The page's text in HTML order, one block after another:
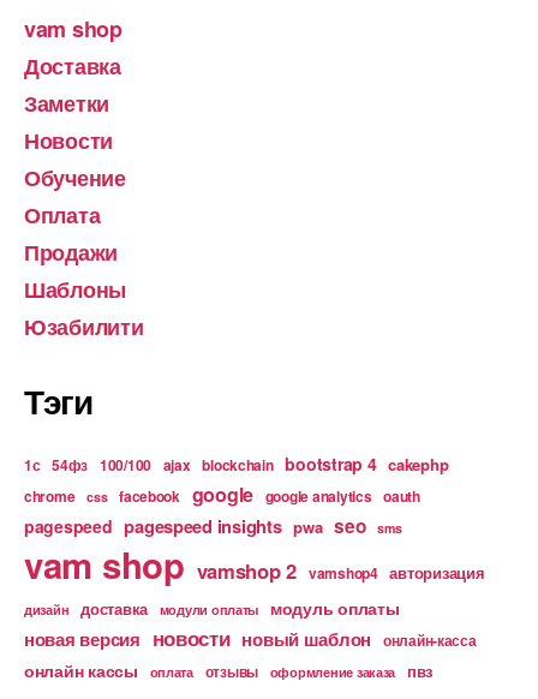
vam shop
Доставка
Заметки
Новости
Обучение
Оплата
Продажи
Шаблоны
Юзабилити
Тэги
1с 54фз 100/100 ajax blockchain bootstrap 4 cakephp
chrome css facebook google google analytics oauth
pagespeed pagespeed insights pwa seo sms
vam shop vamshop 2 vamshop4 авторизация
дизайн доставка модули оплаты модуль оплаты
новая версия новости новый шаблон онлайн-касса
онлайн кассы оплата отзывы оформление заказа пвз